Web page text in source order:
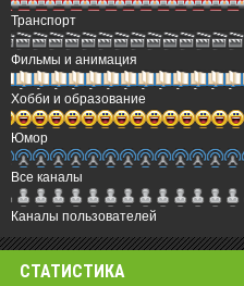
Транспорт
Фильмы и анимация
Хобби и образование
Юмор
Все каналы
Каналы пользователей
СТАТИСТИКА